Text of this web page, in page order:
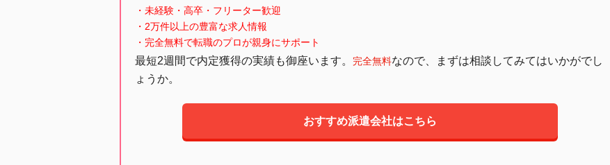
・未経験・高卒・フリーター歓迎
・2万件以上の豊富な求人情報
・完全無料で転職のプロが親身にサポート
最短2週間で内定獲得の実績も御座います。 完全無料なので、まずは相談してみてはいかがでし
ょうか。
おすすめ派遣会社はこちら